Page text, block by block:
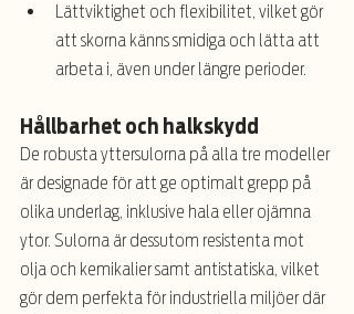
Lättviktighet och flexibilitet, vilket gör
att skorna känns smidiga och lätta att
arbeta i, även under längre perioder.
Hållbarhet och halkskydd
De robusta yttersulorna på alla tre modeller
är designade för att ge optimalt grepp på
olika underlag, inklusive hala eller ojämna
ytor. Sulorna är dessutom resistenta mot
olja och kemikalier samt antistatiska, vilket
gör dem perfekta för industriella miljöer där